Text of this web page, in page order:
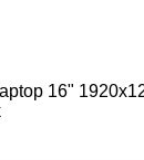
16"